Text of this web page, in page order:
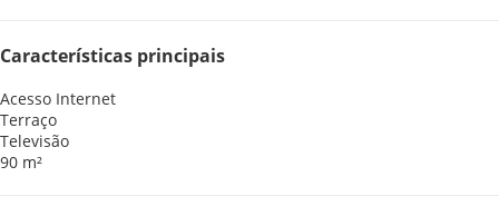
Características principais
Acesso Internet
Terraço
Televisão
90 m²